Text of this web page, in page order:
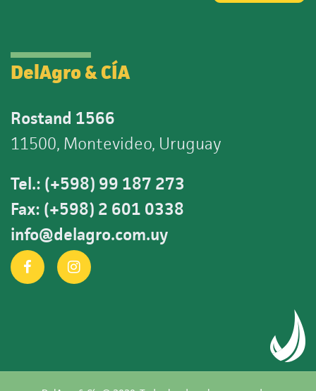
DelAgro & CÍA
Rostand 1566
11500, Montevideo, Uruguay
Tel.: (+598) 99 187 273
Fax: (+598) 2 601 0338
info@delagro.com.uy